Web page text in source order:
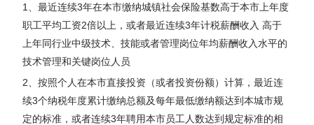
1、最近连续3年在本市缴纳城镇社会保险基数高于本市上年度
职工平均工资2倍以上，或者最近连续3年计税薪酬收入 高于
上年同行业中级技术、技能或者管理岗位年均薪酬收入水平的
技术管理和关键岗位人员
2、按照个人在本市直接投资（或者投资份额）计算，最近连
续3个纳税年度累计缴纳总额及每年最低缴纳额达到本城市规
定的标准，或者连续3年聘用本市员工人数达到规定标准的相